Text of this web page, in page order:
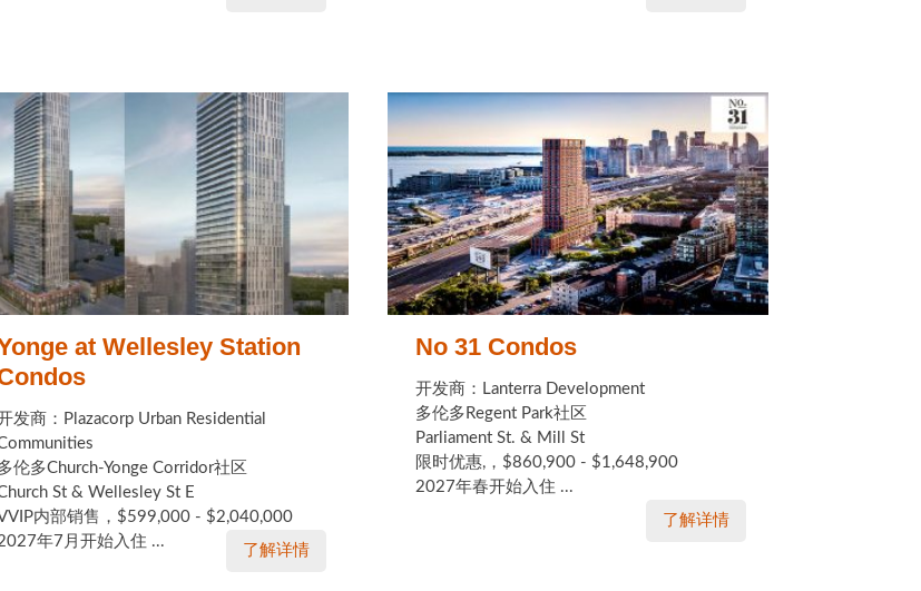
at Wellesley Station
发商：Plazacorp Urban Residential
伦多Church-Yonge Corridor社区
St & Wellesley St E
内部销售，$599,000 - $2,040,000
年7月开始入住 ...
了解详情
No 31 Condos
开发商：Lanterra Development
多伦多Regent Park社区
Parliament St. & Mill St
限时优惠,，$860,900 - $1,648,900
2027年春开始入住 ...
了解详情